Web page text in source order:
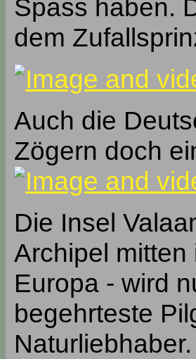
Spass haben.
dem
Auch die
Zögern doch
Die Insel
Archipel
Europa - wird
begehrteste
Naturliebhaber.